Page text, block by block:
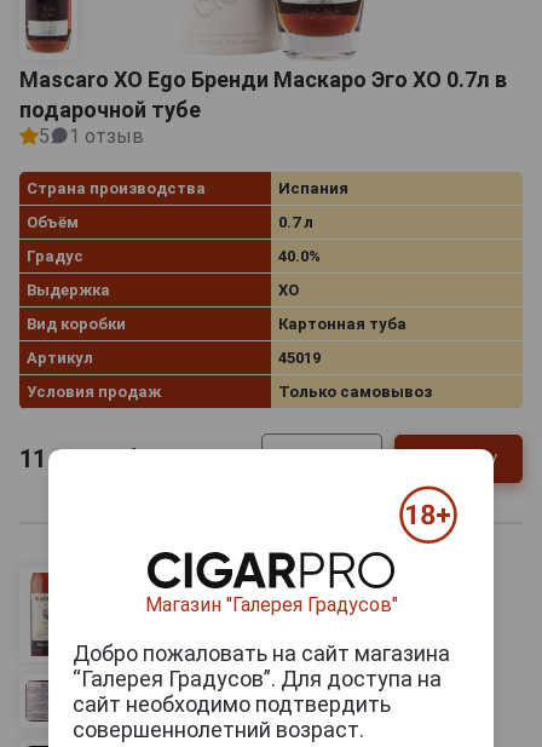
Mascaro XO Ego Бренди Маскаро Эго ХО 0.7л в
подарочной тубе
5 1 отзыв
Страна производства
Испания
Объём
0.7 л
Градус
40.0%
Выдержка
XO
Вид коробки
Картонная туба
Артикул
45019
Условия продаж
Только самовывоз
11 338руб. В заявку
Магазин "Галерея Градусов"
Добро пожаловать на сайт магазина
“Галерея Градусов”. Для доступа на
сайт необходимо подтвердить
совершеннолетний возраст.